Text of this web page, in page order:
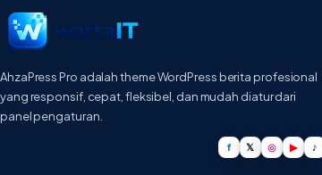
AhzaPress Pro adalah theme WordPress berita profesional
yang responsif, cepat, fleksibel, dan mudah diatur dari
panel pengaturan.
f 𝕏 ◎ ▶ ♪